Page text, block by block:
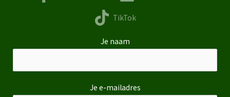
TikTok
Je naam
Je e-mailadres